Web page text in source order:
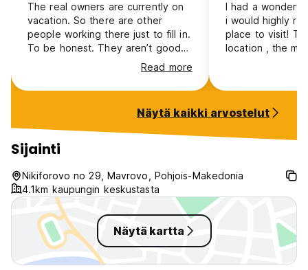
The real owners are currently on
vacation. So there are other
people working there just to fill in.
To be honest. They aren’t good
hosts. They don’t talk to you.
They invite their friends over,
smoke in the hostel, spend all day
At one point I was the only one in
the hostel for 10 hours. Everyone
left even the person working
there. They just left and didn’t say
a word to me. I hired the bike
which was good. I did a 7km bike
ride to Mavrovo and got a coffee.
The bike ride isn’
Read more
I had a
i would highly
place to visit!
location , the
Näytä kaikki arvostelut
Sijainti
Nikiforovo no 29, Mavrovo, Pohjois-Makedonia
4.1km kaupungin keskustasta
Näytä kartta